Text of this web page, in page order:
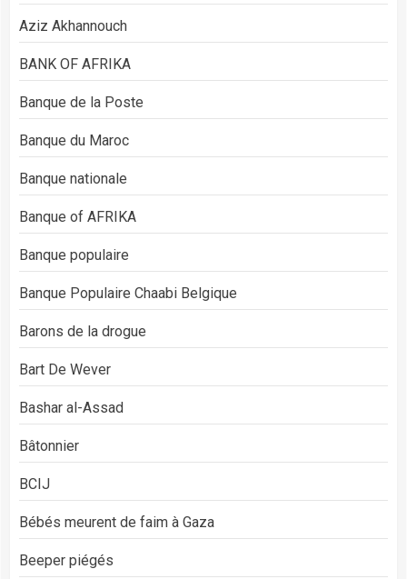
Aziz Akhannouch
BANK OF AFRIKA
Banque de la Poste
Banque du Maroc
Banque nationale
Banque of AFRIKA
Banque populaire
Banque Populaire Chaabi Belgique
Barons de la drogue
Bart De Wever
Bashar al-Assad
Bâtonnier
BCIJ
Bébés meurent de faim à Gaza
Beeper piégés